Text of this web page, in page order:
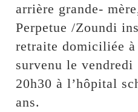
arrière grande-
Perpetue /Zoundi
retraite domiciliée
survenu le
20h30 à l’hôpital
ans.